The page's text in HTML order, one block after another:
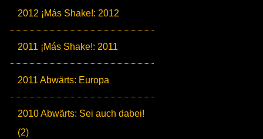
2012 ¡Más Shake!: 2012
2011 ¡Más Shake!: 2011
2011 Abwärts: Europa
2010 Abwärts: Sei auch dabei!
(2)